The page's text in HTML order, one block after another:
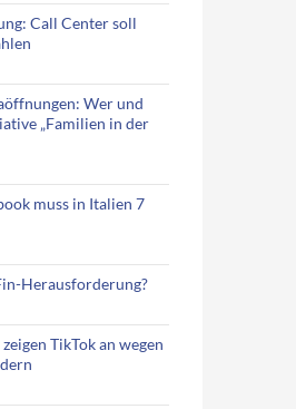
Call Center soll
Wer und
„Familien in der
muss in Italien 7
Herausforderung?
TikTok an wegen